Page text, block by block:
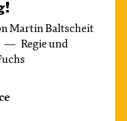
Martin Baltscheit
Regie und